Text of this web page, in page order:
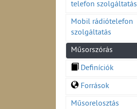
telefon szolgáltatás
Mobil rádiótelefon
szolgáltatás
Műsorszórás
Definíciók
Források
Műsorelosztás